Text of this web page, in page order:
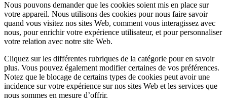
Nous pouvons demander que les cookies soient mis en place sur
votre appareil. Nous utilisons des cookies pour nous faire savoir
quand vous visitez nos sites Web, comment vous interagissez avec
nous, pour enrichir votre expérience utilisateur, et pour personnaliser
votre relation avec notre site Web.
Cliquez sur les différentes rubriques de la catégorie pour en savoir
plus. Vous pouvez également modifier certaines de vos préférences.
Notez que le blocage de certains types de cookies peut avoir une
incidence sur votre expérience sur nos sites Web et les services que
nous sommes en mesure d’offrir.